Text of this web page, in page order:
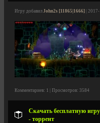
Игру добавил John2s [11865|1666] |
Комментариев: 1 | Просмотров: 3584
Скачать бесплатную
- торрент